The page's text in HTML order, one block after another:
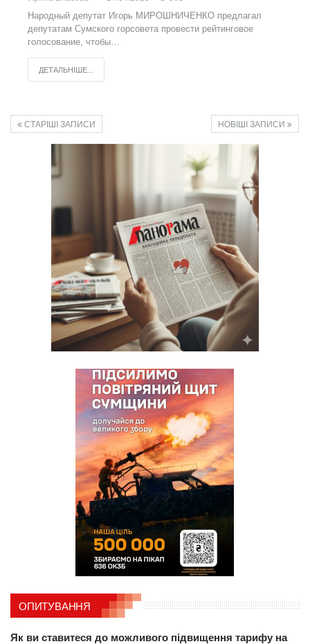
Народный депутат Игорь МИРОШНИЧЕНКО предлагал
депутатам Сумского горсовета провести рейтинговое
голосование, чтобы…
ДЕТАЛЬНІШЕ...
СТАРІШІ ЗАПИСИ НОВІШІ ЗАПИСИ
ОПИТУВАННЯ
Як ви ставитеся до можливого підвищення тарифу на